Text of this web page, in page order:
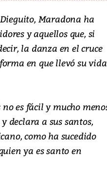
Maradona ha
y aquellos que, si
la danza en el cruce
en que llevó su vida
es fácil y mucho
declara a sus santos,
como ha sucedido
ya es santo en